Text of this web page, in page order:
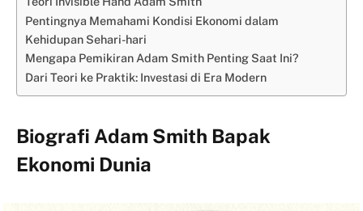
Pentingnya Memahami Kondisi Ekonomi dalam
Kehidupan Sehari-hari
Mengapa Pemikiran Adam Smith Penting Saat Ini?
Dari Teori ke Praktik: Investasi di Era Modern
Biografi Adam Smith Bapak
Ekonomi Dunia